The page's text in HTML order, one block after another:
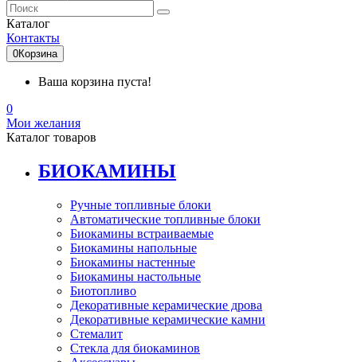
Каталог
Контакты
0Корзина
Ваша корзина пуста!
0
Мои желания
Каталог товаров
БИОКАМИНЫ
Ручные топливные блоки
Автоматические топливные блоки
Биокамины встраиваемые
Биокамины напольные
Биокамины настенные
Биокамины настольные
Биотопливо
Декоративные керамические дрова
Декоративные керамические камни
Стемалит
Стекла для биокаминов